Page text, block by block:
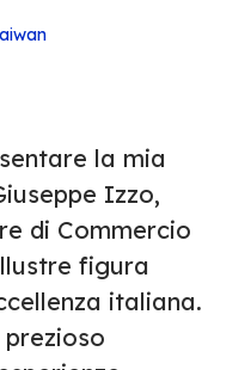
la mia
Izzo,
di Commercio
figura
italiana.